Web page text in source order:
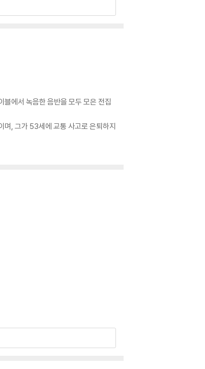
에서 녹음한 음반을 모두 모은 전집
며, 그가 53세에 교통 사고로 은퇴하지